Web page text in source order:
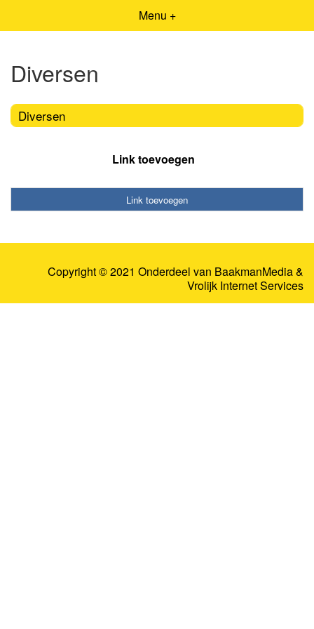
Menu +
Diversen
Diversen
Link toevoegen
Link toevoegen
Copyright © 2021 Onderdeel van BaakmanMedia&
Vrolijk Internet Services